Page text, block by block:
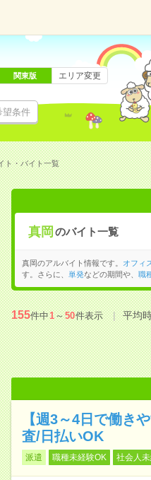
望条件
関東版 エリア変更
ト・バイト一覧
真岡 のバイト一覧
真岡のアルバイト情報です。 オフィ
す。さらに、
単発などの期間や、 職
155件中1～50件表示 平均
【週3～4日で働き
査/日払いOK
派遣 職種未経験OK 社会人